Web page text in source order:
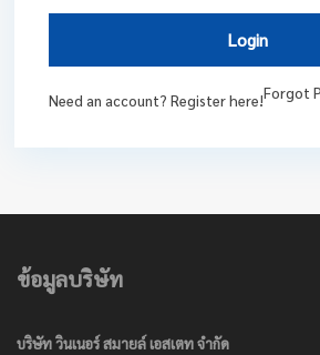
Login
Need an account? Register here!Forgot
ข้อมูลบริษัท
บริษัท วินเนอร์ สมายล์ เอสเตท จำกัด